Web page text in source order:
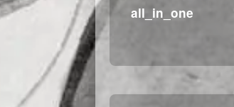
all_in_one